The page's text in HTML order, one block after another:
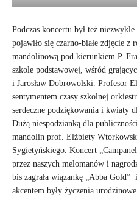
Podczas koncertu był też
pojawiło się czarno-białe zdjęcie z
mandolinową pod kierunkiem P.
szkole podstawowej, wśród
i Jarosław Dobrowolski. Profesor
sentymentem czasy szkolnej
serdeczne podziękowania i kwiaty
Dużą niespodzianką dla
mandolin prof. Elżbiety
Sygietyńskiego. Koncert
przez naszych melomanów i
bis zagrała wiązankę „Abba
akcentem były życzenia